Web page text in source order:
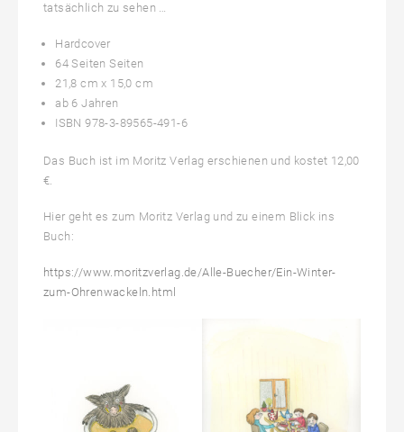
tatsächlich zu sehen …
Hardcover
64 Seiten Seiten
21,8 cm x 15,0 cm
ab 6 Jahren
ISBN 978-3-89565-491-6
Das Buch ist im Moritz Verlag erschienen und kostet 12,00
€.
Hier geht es zum Moritz Verlag und zu einem Blick ins
Buch:
https://www.moritzverlag.de/Alle-Buecher/Ein-Winter-
zum-Ohrenwackeln.html